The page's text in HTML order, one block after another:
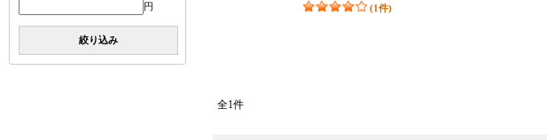
円
絞り込み
(1件)
全1件